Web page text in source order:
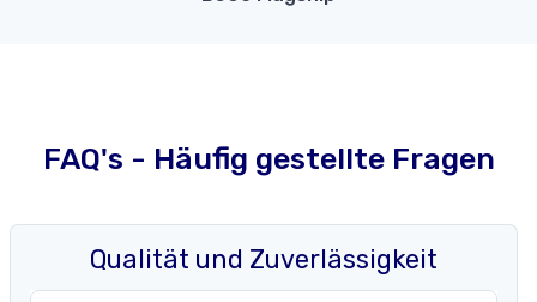
FAQ's - Häufig gestellte Fragen
Qualität und Zuverlässigkeit